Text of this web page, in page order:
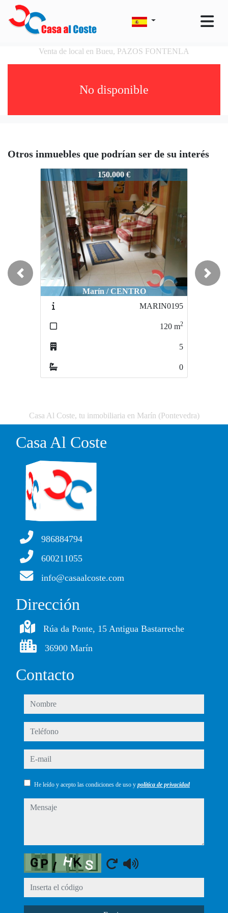
Venta de local en Bueu, PAZOS FONTENLA
No disponible
Otros inmuebles que podrían ser de su interés
BUEU0188C
150.000 €
Marín / CENTRO
MARIN0195
120 m2
5
0
Previous Next
Casa Al Coste, tu inmobiliaria en Marín (Pontevedra)
Casa Al Coste
986884794
600211055
info@casaalcoste.com
Dirección
Rúa da Ponte, 15 Antigua Bastarreche
36900 Marín
Contacto
nombre
teléfono
e-mail
He leído y acepto las condiciones de uso y política de privacidad
mensaje
Captcha